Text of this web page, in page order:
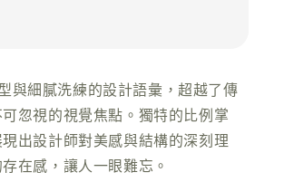
與細膩洗練的設計語彙，超越了傳
忽視的視覺焦點。獨特的比例掌
出設計師對美感與結構的深刻理
在感，讓人一眼難忘。